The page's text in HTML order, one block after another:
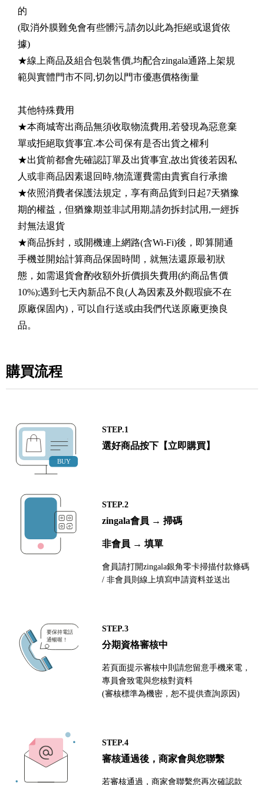
的
(取消外膜難免會有些髒污,請勿以此為拒絕或退貨依
據)
★線上商品及組合包裝售價,均配合zingala通路上架規
範與實體門市不同,切勿以門市優惠價格衡量
其他特殊費用
★本商城寄出商品無須收取物流費用,若發現為惡意棄
單或拒絕取貨事宜.本公司保有是否出貨之權利
★出貨前都會先確認訂單及出貨事宜,故出貨後若因私
人或非商品因素退回時,物流運費需由貴賓自行承擔
★依照消費者保護法規定，享有商品貨到日起7天猶豫
期的權益，但猶豫期並非試用期,請勿拆封試用,一經拆
封無法退貨
★商品拆封，或開機連上網路(含Wi-Fi)後，即算開通
手機並開始計算商品保固時間，就無法還原最初狀
態，如需退貨會酌收額外折價損失費用(約商品售價
10%);遇到七天內新品不良(人為因素及外觀瑕疵不在
原廠保固內)，可以自行送或由我們代送原廠更換良
品。
購買流程
STEP.1
選好商品按下【立即購買】
STEP.2
zingala會員 → 掃碼
非會員 → 填單
會員請打開zingala銀角零卡掃描付款條碼
/ 非會員則線上填寫申請資料並送出
STEP.3
分期資格審核中
若頁面提示審核中則請您留意手機來電，
專員會致電與您核對資料
(審核標準為機密，恕不提供查詢原因)
STEP.4
審核通過後，商家會與您聯繫
若審核通過，商家會聯繫您再次確認款